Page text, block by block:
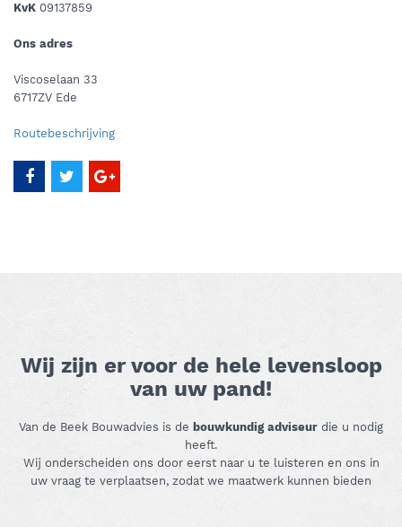
KvK 09137859
Ons adres
Viscoselaan 33
6717ZV Ede
Routebeschrijving
Wij zijn er voor de hele levensloop
van uw pand!
Van de Beek Bouwadvies is de bouwkundig adviseur die u nodig
heeft.
Wij onderscheiden ons door eerst naar u te luisteren en ons in
uw vraag te verplaatsen, zodat we maatwerk kunnen bieden